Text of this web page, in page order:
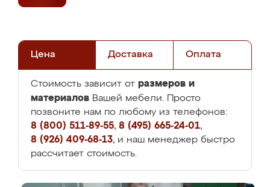
Цена Доставка Оплата
Стоимость зависит от размеров и
материалов Вашей мебели. Просто
позвоните нам по любому из телефонов:
8 (800) 511-89-55, 8 (495) 665-24-01,
8 (926) 409-68-13, и наш менеджер быстро
рассчитает стоимость.